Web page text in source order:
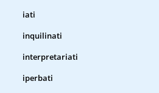
iati
inquilinati
interpretariati
iperbati